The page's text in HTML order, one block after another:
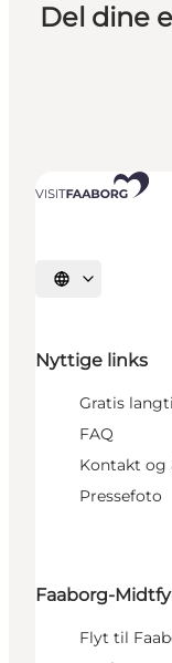
Del dine
Vælg sprog
Nyttige links
Gratis
FAQ
Kontakt og
Pressefoto
Faaborg-
Flyt til